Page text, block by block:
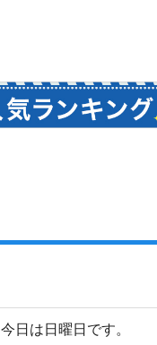
今日は日曜日です。